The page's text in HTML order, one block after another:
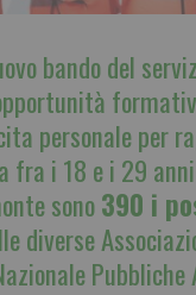
bando del
personale per
fra i 18 e i 29
sono390 i
diverse